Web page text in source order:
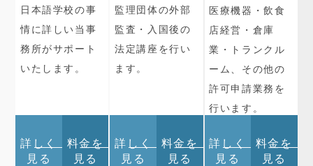
日本語学校の事
情に詳しい当事
務所がサポート
いたします。
詳しく
見る
料金を
見る
監理団体の外部
監査・入国後の
法定講座を行い
ます。
詳しく
見る
料金を
見る
医療機器・飲食
店経営・倉庫
業・トランクル
ーム、その他の
許可申請業務を
行います。
詳しく
見る
料金を
見る